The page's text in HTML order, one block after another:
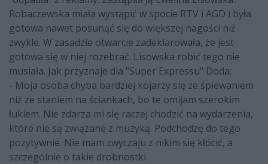
Robaczewska miała wystąpić w spocie RTV i AGD i była
gotowa nawet posunąć się do większej nagości niż
zwykle. W zasadzie otwarcie zadeklarowała, że jest
gotowa się w niej rozebrać. Lisowska robić tego nie
musiała. Jak przyznaje dla "Super Expressu" Doda:
- Moja osoba chyba bardziej kojarzy się ze śpiewaniem
niż ze staniem na ściankach, bo te omijam szerokim
łukiem. Nie zdarza mi się raczej chodzić na wydarzenia,
które nie są związane z muzyką. Podchodzę do tego
pozytywnie. Nie mam zwyczaju z nikim się kłócić, a
szczególnie o takie drobnostki.